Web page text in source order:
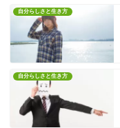
自分らしさと生き方
自分らしさと生き方